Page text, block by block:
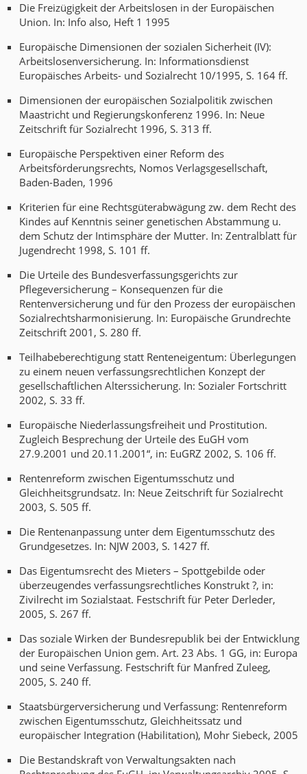
Die Freizügigkeit der Arbeitslosen in der Europäischen
Union. In: Info also, Heft 1 1995
Europäische Dimensionen der sozialen Sicherheit (IV):
Arbeitslosenversicherung. In: Informationsdienst
Europäisches Arbeits- und Sozialrecht 10/1995, S. 164 ff.
Dimensionen der europäischen Sozialpolitik zwischen
Maastricht und Regierungskonferenz 1996. In: Neue
Zeitschrift für Sozialrecht 1996, S. 313 ff.
Europäische Perspektiven einer Reform des
Arbeitsförderungsrechts, Nomos Verlagsgesellschaft,
Baden-Baden, 1996
Kriterien für eine Rechtsgüterabwägung zw. dem Recht des
Kindes auf Kenntnis seiner genetischen Abstammung u.
dem Schutz der Intimsphäre der Mutter. In: Zentralblatt für
Jugendrecht 1998, S. 101 ff.
Die Urteile des Bundesverfassungsgerichts zur
Pflegeversicherung – Konsequenzen für die
Rentenversicherung und für den Prozess der europäischen
Sozialrechtsharmonisierung. In: Europäische Grundrechte
Zeitschrift 2001, S. 280 ff.
Teilhabeberechtigung statt Renteneigentum: Überlegungen
zu einem neuen verfassungsrechtlichen Konzept der
gesellschaftlichen Alterssicherung. In: Sozialer Fortschritt
2002, S. 33 ff.
Europäische Niederlassungsfreiheit und Prostitution.
Zugleich Besprechung der Urteile des EuGH vom
27.9.2001 und 20.11.2001“, in: EuGRZ 2002, S. 106 ff.
Rentenreform zwischen Eigentumsschutz und
Gleichheitsgrundsatz. In: Neue Zeitschrift für Sozialrecht
2003, S. 505 ff.
Die Rentenanpassung unter dem Eigentumsschutz des
Grundgesetzes. In: NJW 2003, S. 1427 ff.
Das Eigentumsrecht des Mieters – Spottgebilde oder
überzeugendes verfassungsrechtliches Konstrukt ?, in:
Zivilrecht im Sozialstaat. Festschrift für Peter Derleder,
2005, S. 267 ff.
Das soziale Wirken der Bundesrepublik bei der Entwicklung
der Europäischen Union gem. Art. 23 Abs. 1 GG, in: Europa
und seine Verfassung. Festschrift für Manfred Zuleeg,
2005, S. 240 ff.
Staatsbürgerversicherung und Verfassung: Rentenreform
zwischen Eigentumsschutz, Gleichheitssatz und
europäischer Integration (Habilitation), Mohr Siebeck, 2005
Die Bestandskraft von Verwaltungsakten nach